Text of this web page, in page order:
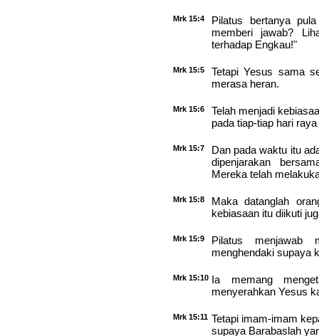
Mrk 15:4
Pilatus bertanya
memberi jawab?
terhadap Engkau!"
Mrk 15:5
Tetapi Yesus sama
merasa heran.
Mrk 15:6
Telah menjadi
pada tiap-tiap hari
Mrk 15:7
Dan pada waktu itu
dipenjarakan
Mereka telah
Mrk 15:8
Maka datanglah
kebiasaan itu diikuti
Mrk 15:9
Pilatus menjawab
menghendaki supaya
Mrk 15:10 Ia memang
menyerahkan Yesus
Mrk 15:11 Tetapi imam-imam
supaya Barabaslah